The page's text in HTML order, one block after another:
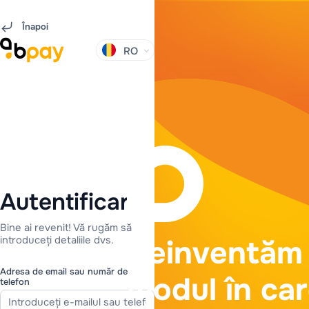
Înapoi
RO
Autentificare
Bine ai revenit! Vă rugăm să
introduceți detaliile dvs.
Adresa de email sau număr de
telefon
Reinventăm
modul în